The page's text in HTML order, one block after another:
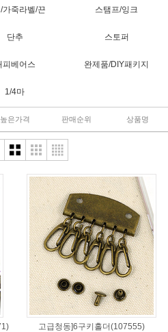
가죽라벨/끈 스탬프/잉크
단추 스토퍼
피베어스 완제품/DIY패키지
1/4마
높은가격 판매순위 상품명
고급청동]6구키홀더(107555)